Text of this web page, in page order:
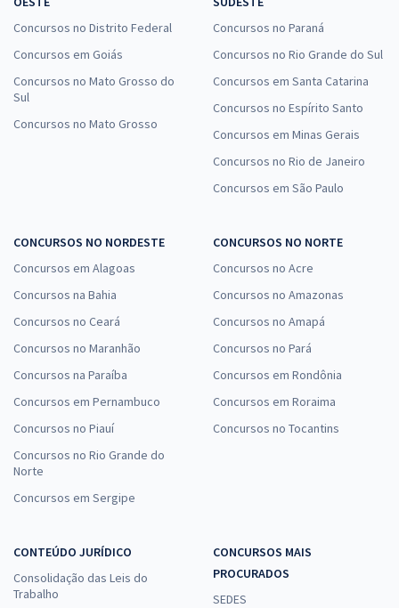
Concursos no Distrito Federal
Concursos em Goiás
Concursos no Mato Grosso do
Sul
Concursos no Mato Grosso
Concursos no Paraná
Concursos no Rio Grande do Sul
Concursos em Santa Catarina
Concursos no Espírito Santo
Concursos em Minas Gerais
Concursos no Rio de Janeiro
Concursos em São Paulo
CONCURSOS NO NORDESTE
Concursos em Alagoas
Concursos na Bahia
Concursos no Ceará
Concursos no Maranhão
Concursos na Paraíba
Concursos em Pernambuco
Concursos no Piauí
Concursos no Rio Grande do
Norte
Concursos em Sergipe
CONCURSOS NO NORTE
Concursos no Acre
Concursos no Amazonas
Concursos no Amapá
Concursos no Pará
Concursos em Rondônia
Concursos em Roraima
Concursos no Tocantins
CONTEÚDO JURÍDICO
Consolidação das Leis do
Trabalho
CONCURSOS MAIS
PROCURADOS
SEDES